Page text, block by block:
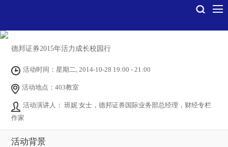
德邦证券2015年活力成长校园行
活动时间：星期二, 2014-10-28 19:00 - 21:00
活动地点：403教室
活动演讲人： 班妮 女士，德邦证券国际业务部总经理，财经专栏
作家
活动背景